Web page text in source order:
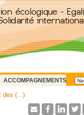
ACCOMPAGNEMENTS
des (...)